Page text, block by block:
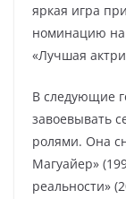
яркая игра
номинацию на
«Лучшая
В следующие
завоевывать
ролями. Она
Магуайер»
реальности»